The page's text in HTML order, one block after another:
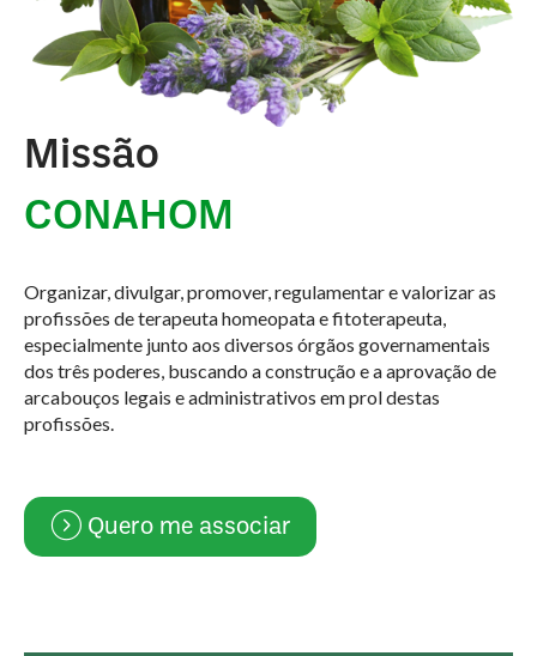
Missão
CONAHOM
Organizar, divulgar, promover, regulamentar e valorizar as
profissões de terapeuta homeopata e fitoterapeuta,
especialmente junto aos diversos órgãos governamentais
dos três poderes, buscando a construção e a aprovação de
arcabouços legais e administrativos em prol destas
profissões.
Quero me associar